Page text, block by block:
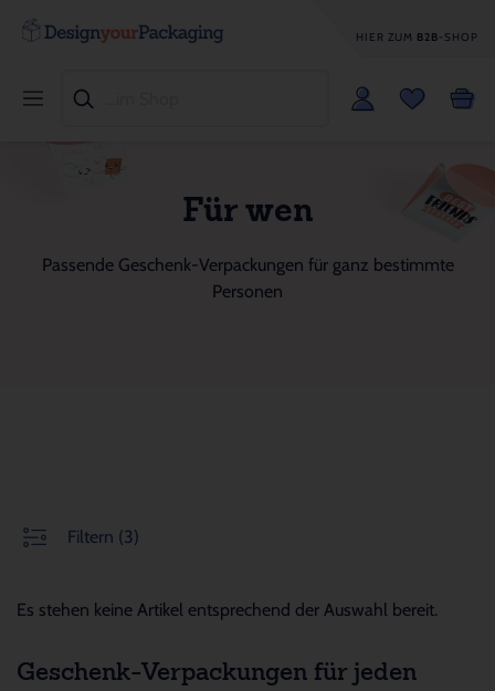
HIER ZUM B2B-SHOP
Für wen
Passende Geschenk-Verpackungen für ganz bestimmte
Personen
Filtern (3)
Es stehen keine Artikel entsprechend der Auswahl bereit.
Geschenk-Verpackungen für jeden